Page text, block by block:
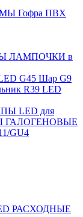
Гофра ПВХ
ЛАМПОЧКИ в
G45 Шар G9
R39 LED
LED для
ГАЛОГЕНОВЫЕ
GU4
РАСХОДНЫЕ